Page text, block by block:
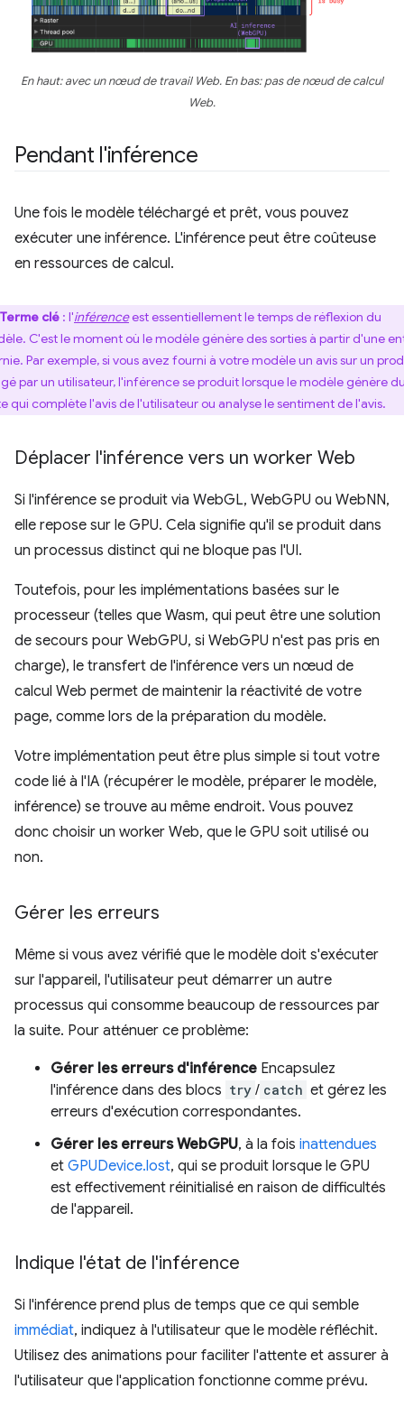
En haut: avec un nœud de travail Web. En bas: pas de nœud de calcul
Web.
Pendant l'inférence
Une fois le modèle téléchargé et prêt, vous pouvez
exécuter une inférence. L'inférence peut être coûteuse
en ressources de calcul.
Terme clé : l'inférenceest essentiellement le temps de réflexion du
C'est le moment où le modèle génère des sorties à partir d'une
Par exemple, si vous avez fourni à votre modèle un avis sur un
par un utilisateur, l'inférence se produit lorsque le modèle génère
qui complète l'avis de l'utilisateur ou analyse le sentiment de l'avis.
Déplacer l'inférence vers un worker Web
Si l'inférence se produit via WebGL, WebGPU ou WebNN,
elle repose sur le GPU. Cela signifie qu'il se produit dans
un processus distinct qui ne bloque pas l'UI.
Toutefois, pour les implémentations basées sur le
processeur (telles que Wasm, qui peut être une solution
de secours pour WebGPU, si WebGPU n'est pas pris en
charge), le transfert de l'inférence vers un nœud de
calcul Web permet de maintenir la réactivité de votre
page, comme lors de la préparation du modèle.
Votre implémentation peut être plus simple si tout votre
code lié à l'IA (récupérer le modèle, préparer le modèle,
inférence) se trouve au même endroit. Vous pouvez
donc choisir un worker Web, que le GPU soit utilisé ou
non.
Gérer les erreurs
Même si vous avez vérifié que le modèle doit s'exécuter
sur l'appareil, l'utilisateur peut démarrer un autre
processus qui consomme beaucoup de ressources par
la suite. Pour atténuer ce problème:
Gérer les erreurs d'inférence Encapsulez
l'inférence dans des blocs try / catch et gérez les
erreurs d'exécution correspondantes.
Gérer les erreurs WebGPU, à la fois inattendues
et GPUDevice.lost, qui se produit lorsque le GPU
est effectivement réinitialisé en raison de difficultés
de l'appareil.
Indique l'état de l'inférence
Si l'inférence prend plus de temps que ce qui semble
immédiat, indiquez à l'utilisateur que le modèle réfléchit.
Utilisez des animations pour faciliter l'attente et assurer à
l'utilisateur que l'application fonctionne comme prévu.